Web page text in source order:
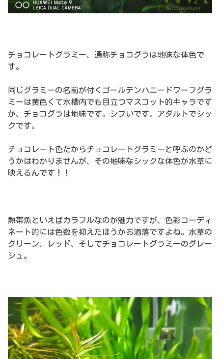
チョコレートグラミー、通称チョコグラは地味な体色で
す。
同じグラミーの名前が付くゴールデンハニードワーフグラ
ミーは黄色くて水槽内でも目立つマスコット的キャラです
が、チョコグラは地味です。シブいです。アダルトでシッ
クです。
チョコレート色だからチョコレートグラミーと呼ぶのかど
うかはわかりませんが、その地味なシックな体色が水草に
映えるんです！！
熱帯魚といえばカラフルなのが魅力ですが、色彩コーディ
ネート的には色数を抑えたほうがお洒落ですよね。水草の
グリーン、レッド、そしてチョコレートグラミーのグレー
ジュ。